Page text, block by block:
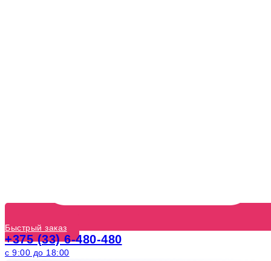
Быстрый заказ
+375 (33) 6-480-480
с 9:00 до 18:00